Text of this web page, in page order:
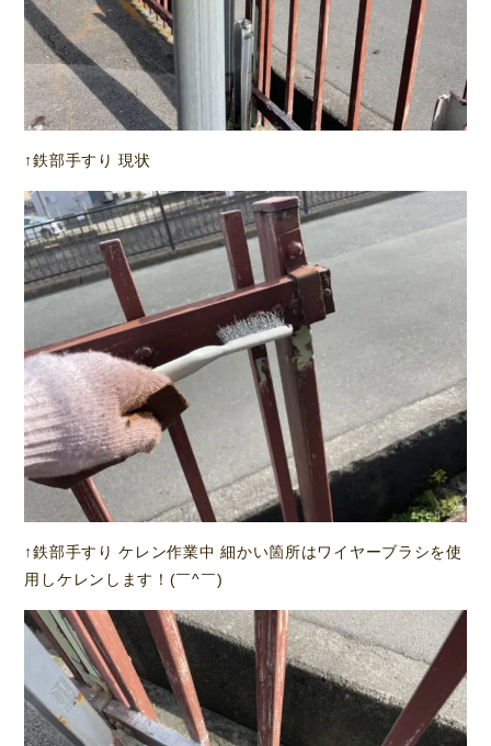
↑鉄部手すり 現状
↑鉄部手すり ケレン作業中 細かい箇所はワイヤーブラシを使
用しケレンします！(￣^￣)ゞ